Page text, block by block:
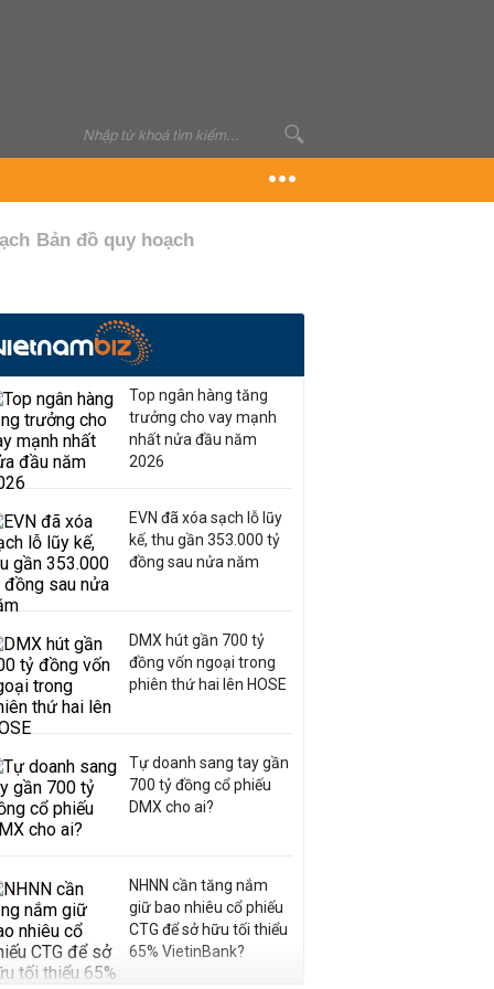
Bản đồ quy hoạch
Top ngân hàng tăng
trưởng cho vay mạnh
nhất nửa đầu năm
2026
EVN đã xóa sạch lỗ lũy
kế, thu gần 353.000 tỷ
đồng sau nửa năm
DMX hút gần 700 tỷ
đồng vốn ngoại trong
phiên thứ hai lên HOSE
Tự doanh sang tay gần
700 tỷ đồng cổ phiếu
DMX cho ai?
NHNN cần tăng nắm
giữ bao nhiêu cổ phiếu
CTG để sở hữu tối thiểu
65% VietinBank?